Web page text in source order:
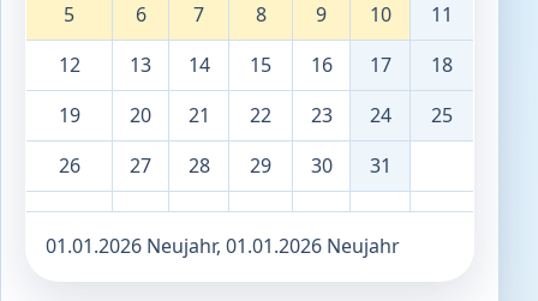
5
6 7 8 9 10
11
12
13 14 15 16 17
18
19
20 21 22 23 24
25
26
27 28 29 30 31
01.01.2026 Neujahr, 01.01.2026 Neujahr